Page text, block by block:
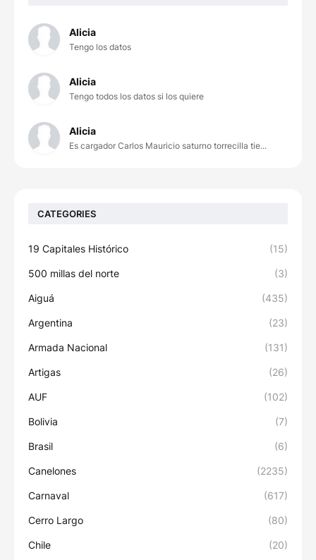
Alicia
Tengo los datos
Alicia
Tengo todos los datos si los quiere
Alicia
Es cargador Carlos Mauricio saturno torrecilla tie...
CATEGORIES
19 Capitales Histórico (15)
500 millas del norte (3)
Aiguá (435)
Argentina (23)
Armada Nacional (131)
Artigas (26)
AUF (102)
Bolivia (7)
Brasil (6)
Canelones (2235)
Carnaval (617)
Cerro Largo (80)
Chile (20)